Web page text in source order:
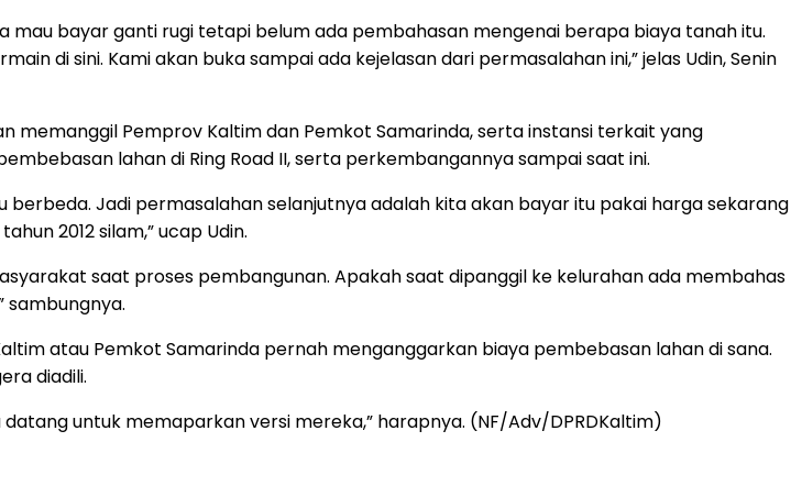
mau bayar ganti rugi tetapi belum ada pembahasan mengenai berapa biaya tanah itu.
di sini. Kami akan buka sampai ada kejelasan dari permasalahan ini,” jelas Udin, Senin
memanggil Pemprov Kaltim dan Pemkot Samarinda, serta instansi terkait yang
lahan di Ring Road II, serta perkembangannya sampai saat ini.
Jadi permasalahan selanjutnya adalah kita akan bayar itu pakai harga sekarang
2012 silam,” ucap Udin.
saat proses pembangunan. Apakah saat dipanggil ke kelurahan ada membahas
sambungnya.
atau Pemkot Samarinda pernah menganggarkan biaya pembebasan lahan di sana.
diadili.
untuk memaparkan versi mereka,” harapnya. (NF/Adv/DPRDKaltim)